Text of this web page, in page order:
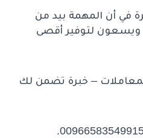
في أن المهمة بيد من
ويسعون لتوفير أقصى
– خبرة تضمن لك